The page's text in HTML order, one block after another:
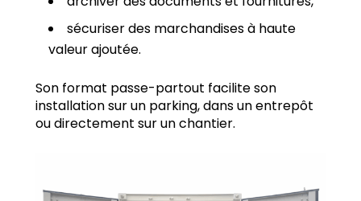
sécuriser des marchandises à haute
valeur ajoutée.
Son format passe-partout facilite son
installation sur un parking, dans un entrepôt
ou directement sur un chantier.